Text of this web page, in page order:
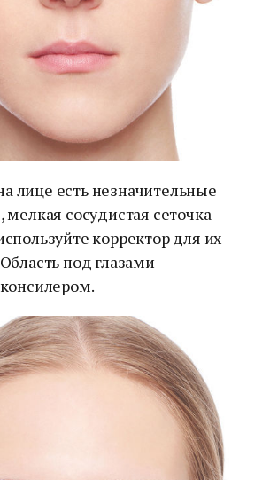
лице есть незначительные
мелкая сосудистая сеточка
корректор для их
под глазами